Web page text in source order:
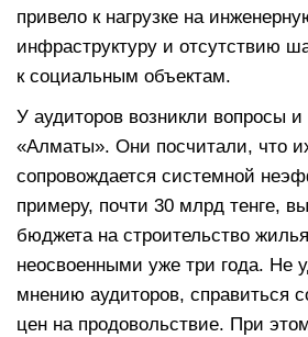
привело к нагрузке на
инфраструктуру и отсутствию
к социальным объектам.
У аудиторов возникли вопросы
«Алматы». Они посчитали, что
сопровождается системной
примеру, почти 30 млрд тенге,
бюджета на строительство
неосвоенными уже три года. Не
мнению аудиторов, справиться
цен на продовольствие. При